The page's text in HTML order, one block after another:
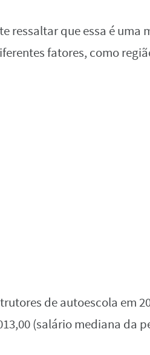
ressaltar que essa é uma
fatores, como
de autoescola em
(salário mediana da